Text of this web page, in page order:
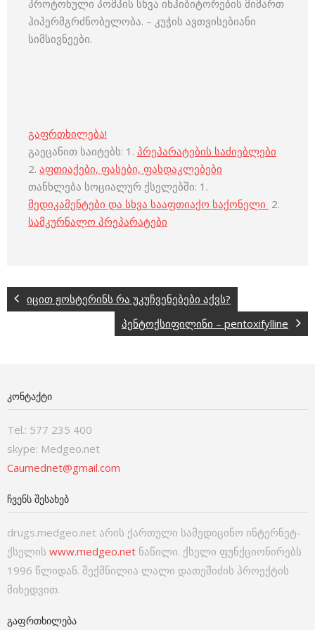
პროტონული პომპის სხვა ინჰიბიტორების მიმართ
ჰიპერმგრძნობელობა. – კუჭის ავთვისებიანი
სიმსივნეები.
გაფრთხილება!
გაეცანით საიტებს: 1. პრეპარატების საძიებლები
2. აფთიაქები, ფასები, ფასდაკლებები
თანხლება სოციალურ ქსელებში: 1.
მედიკამენტები და სხვა სააფთიაქო საქონელი 2.
სამკურნალო პრეპარატები
იცით ჟოსტერინს რა უკუჩვენებები აქვს?
პენტოქსიფილინი – pentoxifylline
ᲙᲝᲜᲢᲐᲥᲢᲘ
Tel.: 577 235 400
skype: Medgeo.net
Caumednet@gmail.com
ᲩᲕᲔᲜᲡ ᲨᲔᲡᲐᲮᲔᲑ
drugs.medgeo.net არის ქართული სამედიცინო ინტერნეტ-
ქსელის www.medgeo.net ნაწილი. ქსელი ფუნქციონირებს
1996 წლიდან. შექმნილია ლალი დათეშიძის პროექტის
მიხედვით.
ᲒᲐᲤᲠᲗᲮᲘᲚᲔᲑᲐ